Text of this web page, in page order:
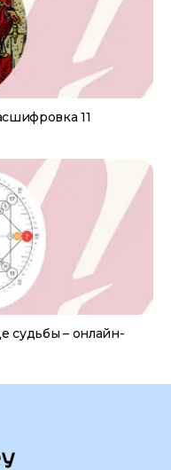
11
судьбы – онлайн-